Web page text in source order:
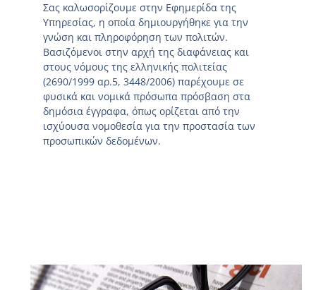
Σας καλωσορίζουμε στην Εφημερίδα της
Υπηρεσίας, η οποία δημιουργήθηκε για την
γνώση και πληροφόρηση των πολιτών.
Βασιζόμενοι στην αρχή της διαφάνειας και
στους νόμους της ελληνικής πολιτείας
(2690/1999 αρ.5, 3448/2006) παρέχουμε σε
φυσικά και νομικά πρόσωπα πρόσβαση στα
δημόσια έγγραφα, όπως ορίζεται από την
ισχύουσα νομοθεσία για την προστασία των
προσωπικών δεδομένων.